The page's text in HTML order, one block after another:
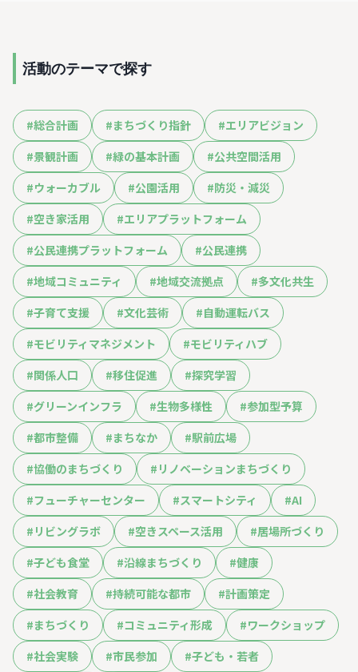
活動のテーマで探す
#総合計画 #まちづくり指針 #エリアビジョン
#景観計画 #緑の基本計画 #公共空間活用
#ウォーカブル #公園活用 #防災・減災
#空き家活用 #エリアプラットフォーム
#公民連携プラットフォーム #公民連携
#地域コミュニティ #地域交流拠点 #多文化共生
#子育て支援 #文化芸術 #自動運転バス
#モビリティマネジメント #モビリティハブ
#関係人口 #移住促進 #探究学習
#グリーンインフラ #生物多様性 #参加型予算
#都市整備 #まちなか #駅前広場
#協働のまちづくり # リノベーションまちづくり
#フューチャーセンター #スマートシティ #AI
# リビングラボ #空きスペース活用 #居場所づくり
#子ども食堂 #沿線まちづくり #健康
#社会教育 #持続可能な都市 #計画策定
#まちづくり #コミュニティ形成 #ワークショップ
#社会実験 #市民参加 #子ども・若者